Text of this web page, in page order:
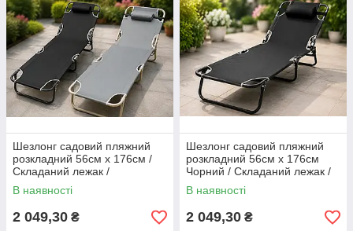
Шезлонг садовий пляжний
розкладний 56см х 176см /
Складаний лежак /
Розкладний шезлонг з
підголівником
В наявності
2 049,30 ₴
Шезлонг садовий пляжний
розкладний 56см х 176см
Чорний / Складаний лежак /
Розкладний шезлонг з
підголівником
В наявності
2 049,30 ₴